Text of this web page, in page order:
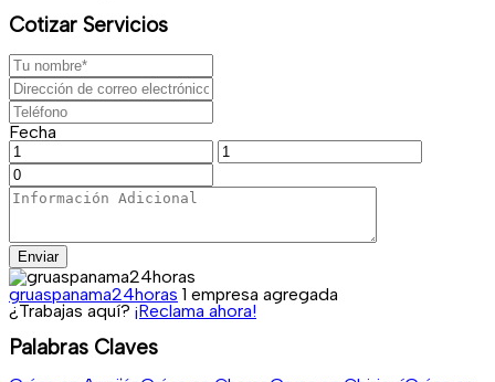
Cotizar Servicios
Fecha
Enviar
gruaspanama24horas 1 empresa agregada
¿Trabajas aquí? ¡Reclama ahora!
Palabras Claves